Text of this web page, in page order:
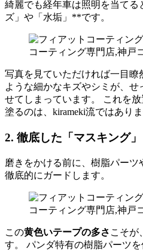
綺麗でも経年車は照明を当て
ズ」や「水垢」**です。
写真を見ていただければ一目瞭
ような細かなキズやシミが、
せてしまっています。 これを
塗るのは、kirameki流ではありま
2. 徹底した「マスキング」
磨きをかける前に、樹脂パー
徹底的にガードします。
この黄色いテープの多さ こそが
す。 パンダ特有の樹脂パーツ